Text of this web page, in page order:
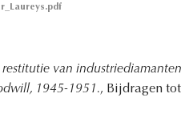
van
1945-1951., Bijdragen